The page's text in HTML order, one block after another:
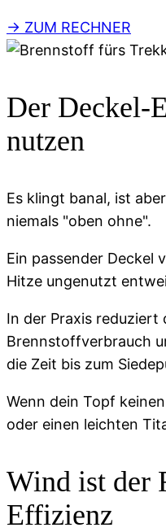
→ ZUM RECHNER
Der Deckel-
nutzen
Es klingt banal, ist
niemals "oben ohne".
Ein passender Deckel
Hitze ungenutzt
In der Praxis reduziert
Brennstoffverbrauch
die Zeit bis zum
Wenn dein Topf
oder einen leichten
Wind ist der
Effizienz